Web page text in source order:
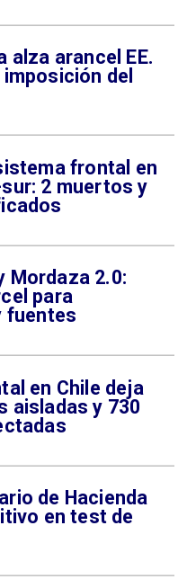
alza arancel EE.
del
frontal en
2 muertos y
Mordaza 2.0:
para
fuentes
en Chile deja
aisladas y 730
de Hacienda
en test de